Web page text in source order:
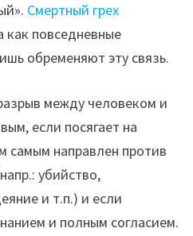
Смертный грех
как повседневные
обременяют эту связь.
между человеком и
если посягает на
самым направлен против
убийство,
и т.п.) и если
и полным согласием.